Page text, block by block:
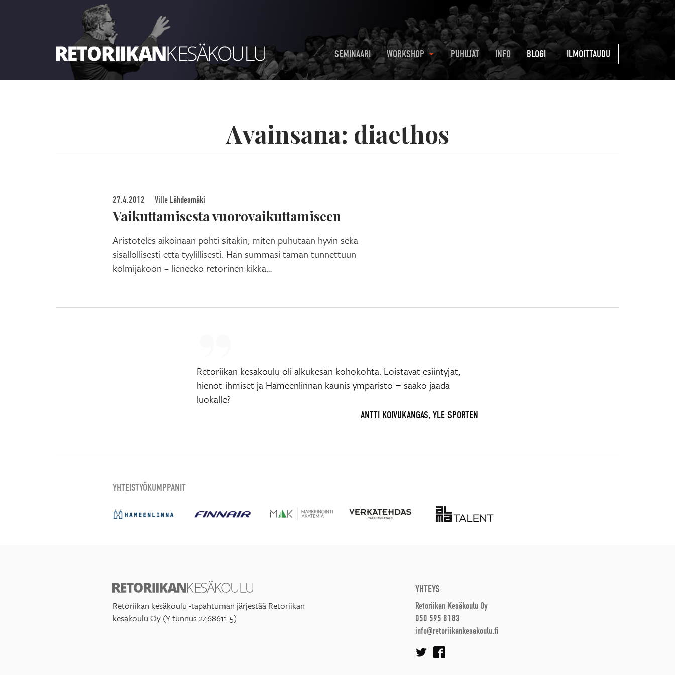
SEMINAARI WORKSHOP PUHUJAT INFO BLOGI ILMOITTAUDU
Avainsana: diaethos
27.4.2012 Ville Lähdesmäki
Vaikuttamisesta vuorovaikuttamiseen
Aristoteles aikoinaan pohti sitäkin, miten puhutaan hyvin sekä
sisällöllisesti että tyylillisesti. Hän summasi tämän tunnettuun
kolmijakoon – lieneekö retorinen kikka…
Retoriikan kesäkoulu oli alkukesän kohokohta. Loistavat esiintyjät,
hienot ihmiset ja Hämeenlinnan kaunis ympäristö − saako jäädä
luokalle?
ANTTI KOIVUKANGAS, YLE SPORTEN
YHTEISTYÖKUMPPANIT
Retoriikan kesäkoulu -tapahtuman järjestää Retoriikan
kesäkoulu Oy (Y-tunnus 2468611-5)
YHTEYS
Retoriikan Kesäkoulu Oy
050 595 8183
info@retoriikankesakoulu.fi